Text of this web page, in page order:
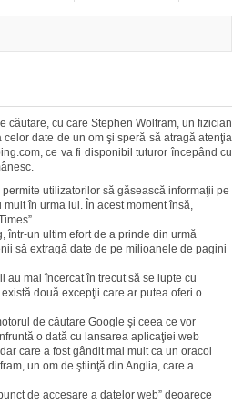
căutare, cu care Stephen Wolfram, un fizician
date de un om şi speră să atragă atenţia
ce va fi disponibil tuturor începând cu
utilizatorilor să găsească informaţii pe
în urma lui. În acest moment însă,
într-un ultim efort de a prinde din urmă
să extragă date de pe milioanele de pagini
au mai încercat în trecut să se lupte cu
două excepţii care ar putea oferi o
de căutare Google şi ceea ce vor
o dată cu lansarea aplicaţiei web
care a fost gândit mai mult ca un oracol
un om de ştiinţă din Anglia, care a
de accesare a datelor web” deoarece